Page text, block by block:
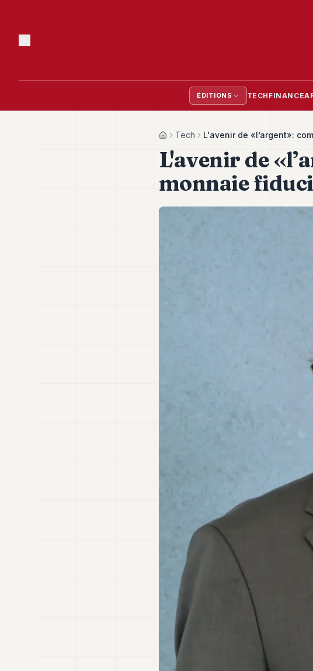
ÉDITIONS TECH FINANCE
HomeTech L'avenir de «l’argent»:
L'avenir de
monnaie